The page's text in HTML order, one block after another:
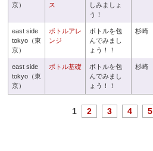
京）
ス
しみましょ
う！
east side
tokyo（東
京）
ボトルアレ
ンジ
ボトルを包
んでみまし
ょう！！
杉崎
east side
tokyo（東
京）
ボトル基礎
ボトルを包
んでみまし
ょう！！
杉崎
1 2 3 4 5